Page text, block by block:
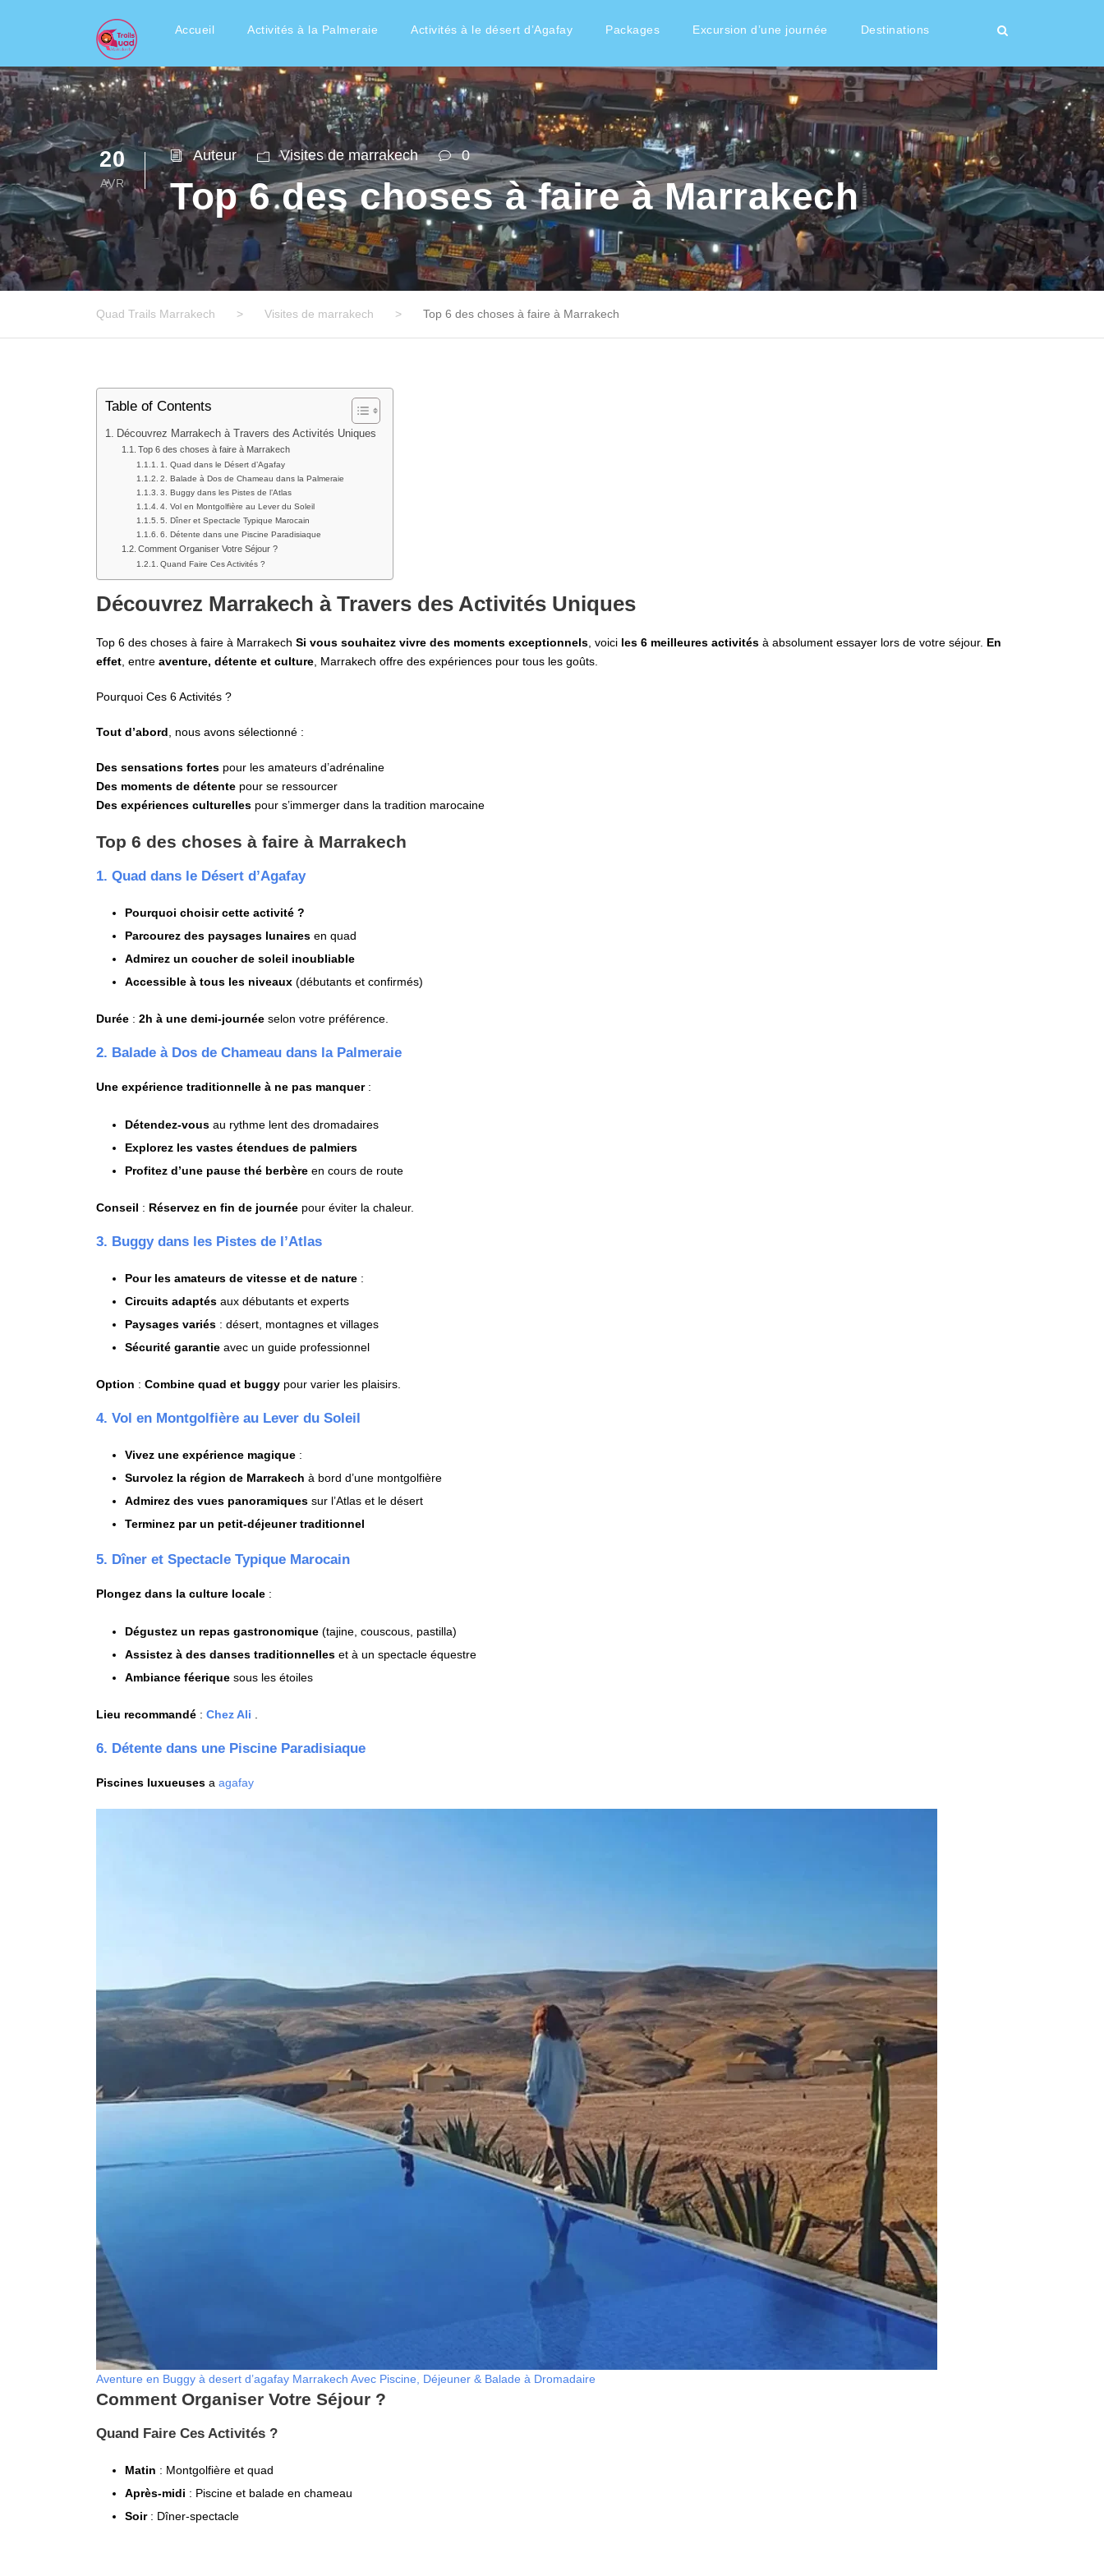
Accueil Activités à la Palmeraie Activités à le désert d’Agafay Packages Excursion d’une journée Destinations
20
AVR
Auteur Visites de marrakech 0
Top 6 des choses à faire à Marrakech
Quad Trails Marrakech > Visites de marrakech > Top 6 des choses à faire à Marrakech
Table of Contents
Découvrez Marrakech à Travers des Activités Uniques
Top 6 des choses à faire à Marrakech
1. Quad dans le Désert d’Agafay
2. Balade à Dos de Chameau dans la Palmeraie
3. Buggy dans les Pistes de l’Atlas
4. Vol en Montgolfière au Lever du Soleil
5. Dîner et Spectacle Typique Marocain
6. Détente dans une Piscine Paradisiaque
Comment Organiser Votre Séjour ?
Quand Faire Ces Activités ?
Découvrez Marrakech à Travers des Activités Uniques
Top 6 des choses à faire à Marrakech Si vous souhaitez vivre des moments exceptionnels, voici les 6 meilleures activités à absolument essayer lors de votre séjour. En
effet, entre aventure, détente et culture, Marrakech offre des expériences pour tous les goûts.
Pourquoi Ces 6 Activités ?
Tout d’abord, nous avons sélectionné :
Des sensations fortes pour les amateurs d’adrénaline
Des moments de détente pour se ressourcer
Des expériences culturelles pour s’immerger dans la tradition marocaine
Top 6 des choses à faire à Marrakech
1. Quad dans le Désert d’Agafay
Pourquoi choisir cette activité ?
Parcourez des paysages lunaires en quad
Admirez un coucher de soleil inoubliable
Accessible à tous les niveaux (débutants et confirmés)
Durée : 2h à une demi-journée selon votre préférence.
2. Balade à Dos de Chameau dans la Palmeraie
Une expérience traditionnelle à ne pas manquer:
Détendez-vous au rythme lent des dromadaires
Explorez les vastes étendues de palmiers
Profitez d’une pause thé berbère en cours de route
Conseil : Réservez en fin de journée pour éviter la chaleur.
3. Buggy dans les Pistes de l’Atlas
Pour les amateurs de vitesse et de nature :
Circuits adaptés aux débutants et experts
Paysages variés : désert, montagnes et villages
Sécurité garantie avec un guide professionnel
Option : Combine quad et buggy pour varier les plaisirs.
4. Vol en Montgolfière au Lever du Soleil
Vivez une expérience magique :
Survolez la région de Marrakech à bord d’une montgolfière
Admirez des vues panoramiques sur l’Atlas et le désert
Terminez par un petit-déjeuner traditionnel
5. Dîner et Spectacle Typique Marocain
Plongez dans la culture locale :
Dégustez un repas gastronomique (tajine, couscous, pastilla)
Assistez à des danses traditionnelles et à un spectacle équestre
Ambiance féerique sous les étoiles
Lieu recommandé : Chez Ali .
6. Détente dans une Piscine Paradisiaque
Piscines luxueuses a agafay
Aventure en Buggy à desert d’agafay Marrakech Avec Piscine, Déjeuner & Balade à Dromadaire
Comment Organiser Votre Séjour ?
Quand Faire Ces Activités ?
Matin : Montgolfière et quad
Après-midi : Piscine et balade en chameau
Soir: Dîner-spectacle